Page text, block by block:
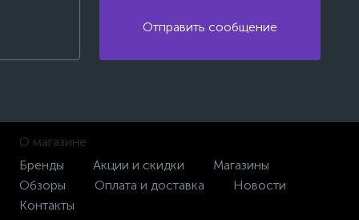
Отправить сообщение
О магазине
Бренды
Акции и скидки
Магазины
Обзоры
Оплата и доставка
Новости
Контакты